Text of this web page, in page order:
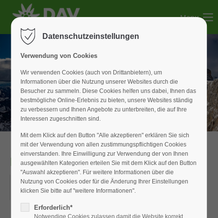
Der Eintrag "offcanvas-col2" existiert leider nicht.
Der Eintrag "offcanvas-col3" existiert leider nicht.
Der Eintrag "offcanvas-col4" existiert leider nicht.
Menu
Monatsabend
11.09.2025
ORT: DAV-GESCHÄFTSSTELLE
Datenschutzeinstellungen
Verwendung von Cookies
Wir verwenden Cookies (auch von Drittanbietern), um
Informationen über die Nutzung unserer Websites durch die
Besucher zu sammeln. Diese Cookies helfen uns dabei, Ihnen das
bestmögliche Online-Erlebnis zu bieten, unsere Websites ständig
zu verbessern und Ihnen Angebote zu unterbreiten, die auf Ihre
Interessen zugeschnitten sind.
Mit dem Klick auf den Button "Alle akzeptieren" erklären Sie sich
mit der Verwendung von allen zustimmungspflichtigen Cookies
einverstanden. Ihre Einwilligung zur Verwendung der von Ihnen
ausgewählten Kategorien erteilen Sie mit dem Klick auf den Button
"Auswahl akzeptieren". Für weitere Informationen über die
Nutzung von Cookies oder für die Änderung Ihrer Einstellungen
klicken Sie bitte auf "weitere Informationen".
Erforderlich*
Notwendige Cookies zulassen damit die Website korrekt